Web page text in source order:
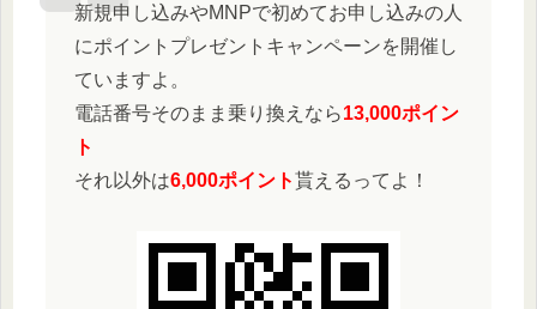
新規申し込みやMNPで初めてお申し込みの人
にポイントプレゼントキャンペーンを開催し
ていますよ。
電話番号そのまま乗り換えなら13,000ポイン
ト
それ以外は6,000ポイント貰えるってよ！